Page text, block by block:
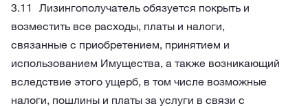
Лизингополучатель обязуется покрыть и
возместить все расходы, платы и налоги,
связанные с приобретением, принятием и
использованием Имущества, а также возникающий
вследствие этого ущерб, в том числе возможные
налоги, пошлины и платы за услуги в связи с